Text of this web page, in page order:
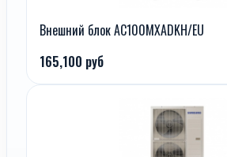
Внешний блок AC100MXADKH/EU
165,100 руб